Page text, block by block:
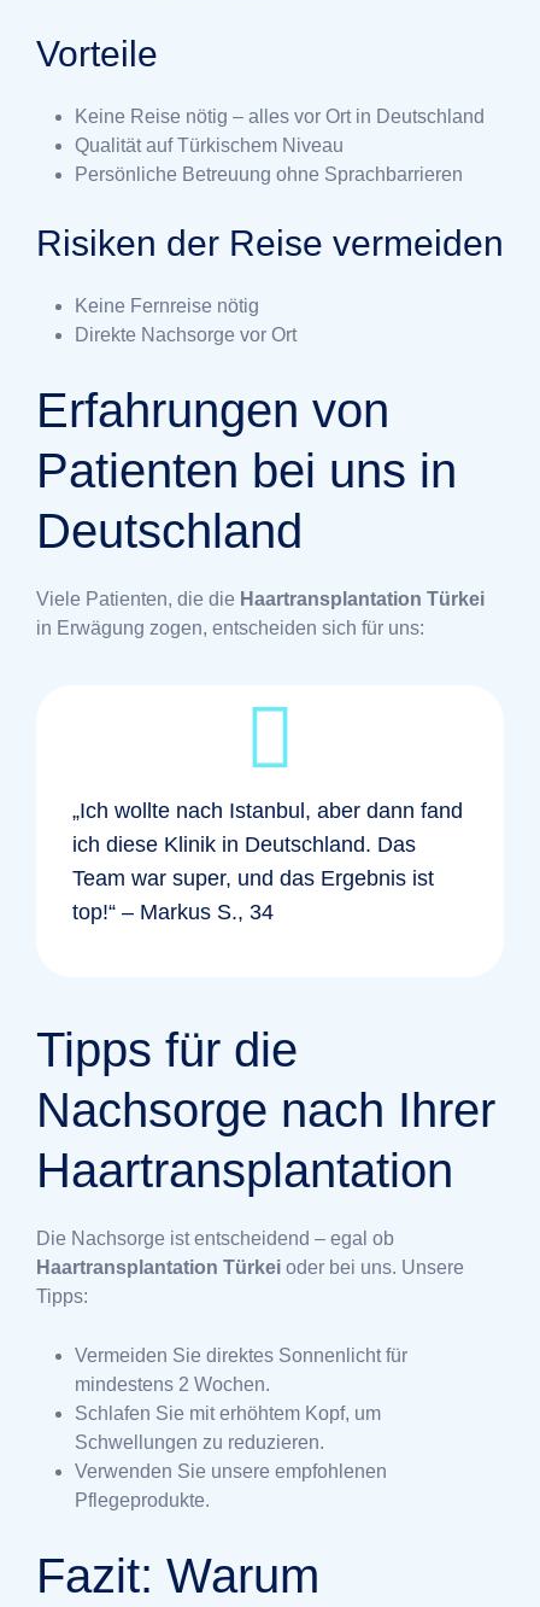
Vorteile
Keine Reise nötig – alles vor Ort in Deutschland
Qualität auf Türkischem Niveau
Persönliche Betreuung ohne Sprachbarrieren
Risiken der Reise vermeiden
Keine Fernreise nötig
Direkte Nachsorge vor Ort
Erfahrungen von
Patienten bei uns in
Deutschland
Viele Patienten, die die Haartransplantation Türkei
in Erwägung zogen, entscheiden sich für uns:
„Ich wollte nach Istanbul, aber dann fand
ich diese Klinik in Deutschland. Das
Team war super, und das Ergebnis ist
top!“ – Markus S., 34
Tipps für die
Nachsorge nach Ihrer
Haartransplantation
Die Nachsorge ist entscheidend – egal ob
Haartransplantation Türkei oder bei uns. Unsere
Tipps:
Vermeiden Sie direktes Sonnenlicht für
mindestens 2 Wochen.
Schlafen Sie mit erhöhtem Kopf, um
Schwellungen zu reduzieren.
Verwenden Sie unsere empfohlenen
Pflegeprodukte.
Fazit: Warum